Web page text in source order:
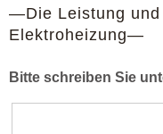
—Die Leistung und
Elektroheizung—
Bitte schreiben Sie